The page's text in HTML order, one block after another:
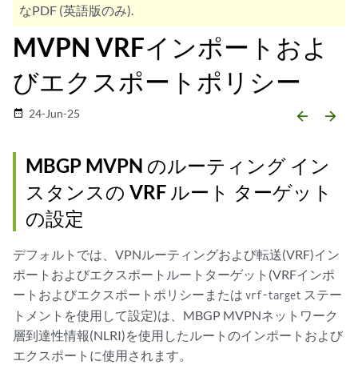
なPDF (英語版のみ).
MVPN VRFインポートおよ
びエクスポートポリシー
date_range 24-Jun-25 arrow_backward arrow_forward
MBGP MVPN のルーティング イン
スタンスの VRF ルート ターゲット
の設定
デフォルトでは、VPNルーティングおよび転送(VRF)イン
ポートおよびエクスポートルートターゲット(VRFインポ
ートおよびエクスポートポリシーまたは vrf-target ステー
トメントを使用して設定)は、MBGP MVPNネットワーク
層到達性情報(NLRI)を使用したルートのインポートおよび
エクスポートに使用されます。